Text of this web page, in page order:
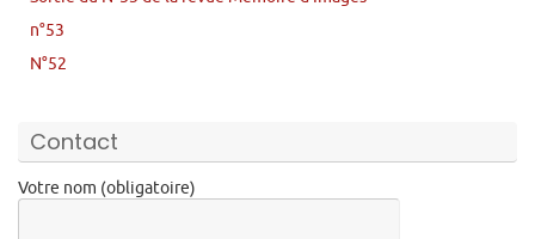
n°53
N°52
Contact
Votre nom (obligatoire)